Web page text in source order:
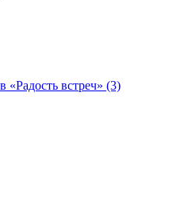
«Радость встреч» (3)